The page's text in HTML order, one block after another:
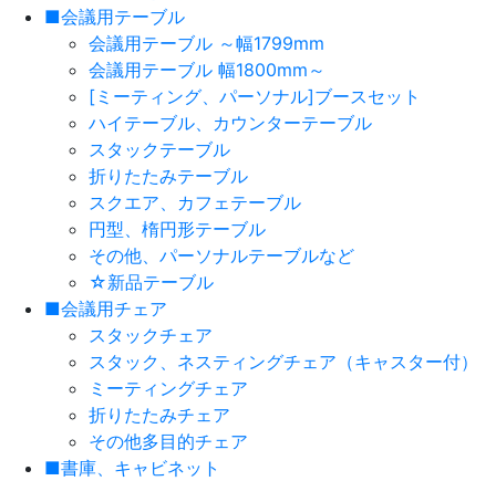
■会議用テーブル
会議用テーブル ～幅1799mm
会議用テーブル 幅1800mm～
[ミーティング、パーソナル]ブースセット
ハイテーブル、カウンターテーブル
スタックテーブル
折りたたみテーブル
スクエア、カフェテーブル
円型、楕円形テーブル
その他、パーソナルテーブルなど
☆新品テーブル
■会議用チェア
スタックチェア
スタック、ネスティングチェア（キャスター付）
ミーティングチェア
折りたたみチェア
その他多目的チェア
■書庫、キャビネット